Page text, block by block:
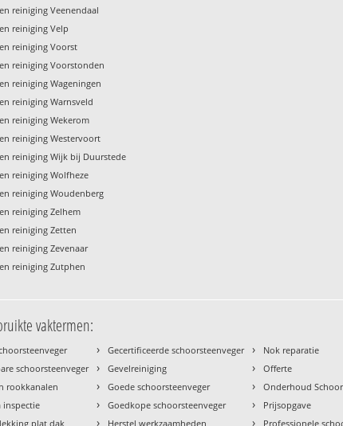
reiniging Veenendaal
reiniging Velp
reiniging Voorst
reiniging Voorstonden
reiniging Wageningen
reiniging Warnsveld
reiniging Wekerom
reiniging Westervoort
reiniging Wijk bij Duurstede
reiniging Wolfheze
reiniging Woudenberg
reiniging Zelhem
reiniging Zetten
reiniging Zevenaar
reiniging Zutphen
vaktermen:
schoorsteenveger
rookkanalen
inspectie
plat dak
› Gecertificeerde schoorsteenveger
› Gevelreiniging
› Goede schoorsteenveger
› Goedkope schoorsteenveger
› Herstel werkzaamheden
› Nok reparatie
› Offerte
› Onderhoud
› Prijsopgave
› Professionele